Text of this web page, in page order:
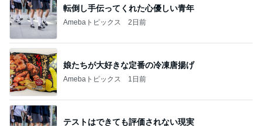
転倒し手伝ってくれた心優しい青年
Amebaトピックス 2日前
娘たちが大好きな定番の冷凍唐揚げ
Amebaトピックス 1日前
テストはできても評価されない現実